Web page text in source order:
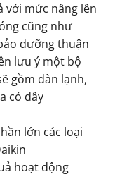
với mức nâng lên
cũng như
dưỡng thuận
lưu ý một bộ
gồm dàn lạnh,
có dây
lớn các loại
hoạt động